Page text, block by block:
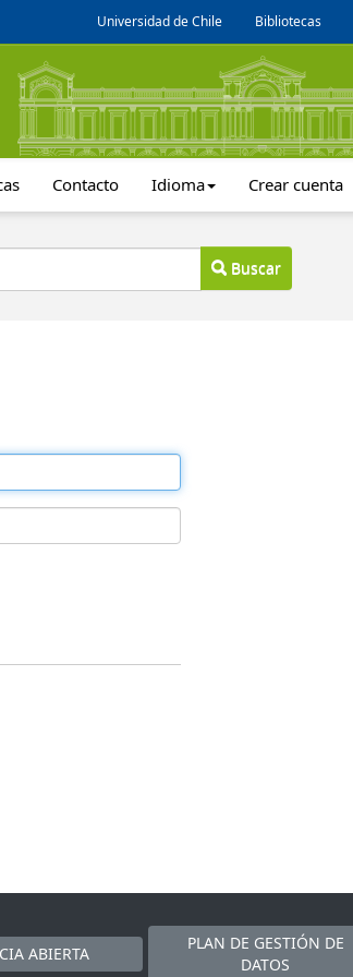
Universidad de Chile Bibliotecas
Contacto Idioma Crear cuenta
Buscar
ABIERTA
PLAN DE GESTIÓN DE
DATOS